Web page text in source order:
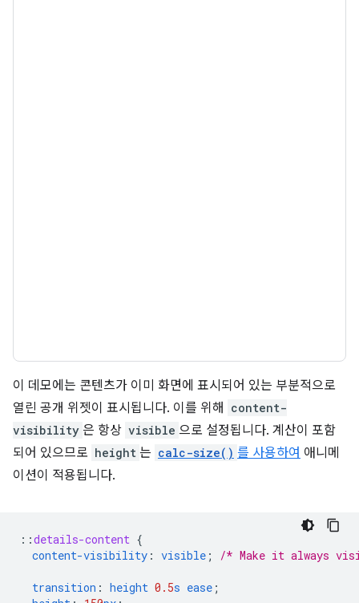
이 데모에는 콘텐츠가 이미 화면에 표시되어 있는 부분적으로
열린 공개 위젯이 표시됩니다. 이를 위해
content-
visibility 은 항상 visible 으로 설정됩니다. 계산이 포함
되어 있으므로 height 는 calc-size() 를 사용하여 애니메
이션이 적용됩니다.
::details-content {
content-visibility : visible ; /* Make it always
transition : height 0.5s ease ;